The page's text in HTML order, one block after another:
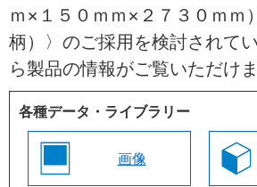
ｍ×１５０ｍｍ×２７３０ｍｍ
柄）〉のご採用を検討されて
ら製品の情報がご覧いただけ
各種データ・ライブラリー
画像